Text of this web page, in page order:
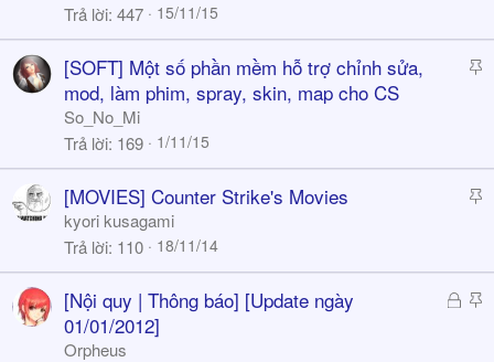
k
y
Trả lời 447 15/11/15
S
k
y
[SOFT] Một số phần mềm hỗ trợ chỉnh sửa,
mod, làm phim, spray, skin, map cho CS
So_No_Mi
Trả lời 169 1/11/15
S
c
k
[MOVIES] Counter Strike's Movies
kyori kusagami
Trả lời 110 18/11/14
Đ S
[Nội quy | Thông báo] [Update ngày
01/01/2012]
Orpheus